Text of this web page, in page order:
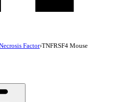
Factor›TNFRSF4 Mouse